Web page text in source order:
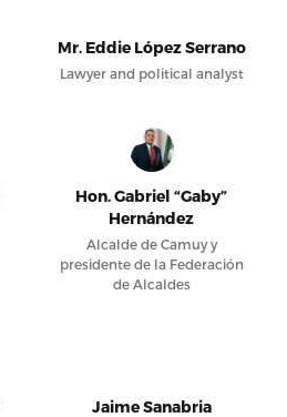
Mr. Eddie López Serrano
Lawyer and political analyst
Hon. Gabriel “Gaby”
Hernández
Alcalde de Camuy y
presidente de la Federación
de Alcaldes
Jaime Sanabria